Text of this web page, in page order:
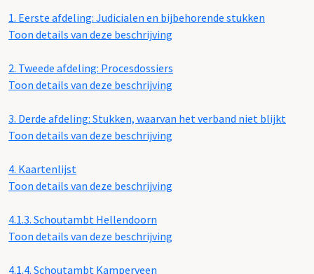
1. Eerste afdeling: Judicialen en bijbehorende stukken
Toon details van deze beschrijving
2. Tweede afdeling: Procesdossiers
Toon details van deze beschrijving
3. Derde afdeling: Stukken, waarvan het verband niet blijkt
Toon details van deze beschrijving
4. Kaartenlijst
Toon details van deze beschrijving
4.1.3. Schoutambt Hellendoorn
Toon details van deze beschrijving
4.1.4. Schoutambt Kamperveen